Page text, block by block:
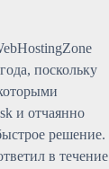
поскольку
и отчаянно
решение.
в течение